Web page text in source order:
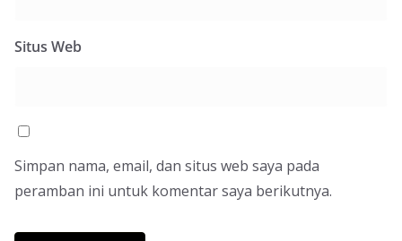
Situs Web
Simpan nama, email, dan situs web saya pada
peramban ini untuk komentar saya berikutnya.